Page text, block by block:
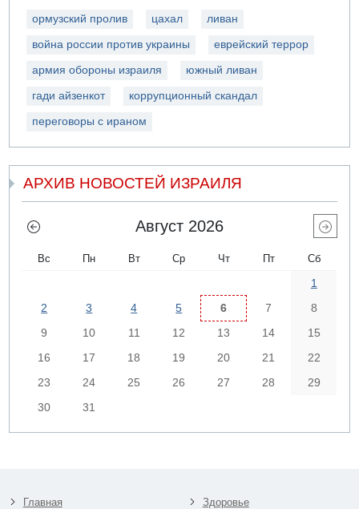
ормузский пролив цахал ливан
война россии против украины еврейский террор
армия обороны израиля южный ливан
гади айзенкот коррупционный скандал
переговоры с ираном
АРХИВ НОВОСТЕЙ ИЗРАИЛЯ
Август 2026
Вс Пн Вт Ср Чт Пт Сб
1
2
3 4 5 6 7
8
9
10 11 12 13 14
15
16
17 18 19 20 21
22
23
24 25 26 27 28
29
30
31
Главная
Здоровье